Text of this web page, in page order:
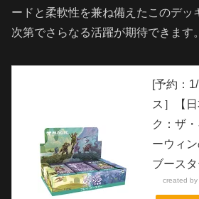
ードと柔軟性を兼ね備えたこのデッ
次第でさらなる活躍が期待できます。
[予約：
ス］【
ク：ザ
ーウィ
ブース
created by